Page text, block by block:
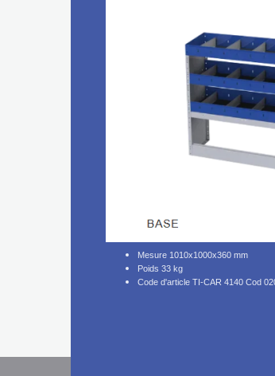
Mesure 1010x1000x360 mm
Poids 33 kg
Code d'article TI-CAR 4140 Cod